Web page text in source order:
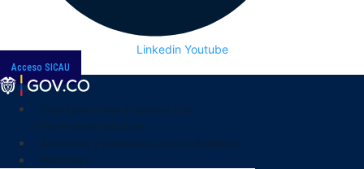
Linkedin Youtube
Acceso SICAU